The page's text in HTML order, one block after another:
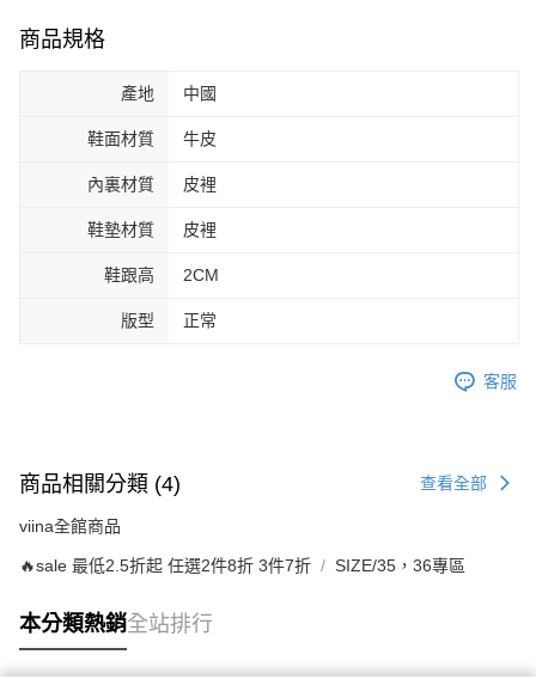
商品規格
產地 中國
鞋面材質 牛皮
內裏材質 皮裡
鞋墊材質 皮裡
鞋跟高 2CM
版型 正常
客服
商品相關分類 (4) 查看全部
viina全館商品
🔥sale 最低2.5折起 任選2件8折 3件7折 SIZE/35，36專區
本分類熱銷全站排行